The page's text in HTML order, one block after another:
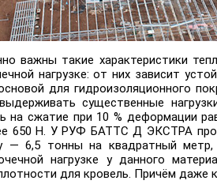
важны такие характеристики
нагрузке: от них зависит
для гидроизоляционного
существенные
сжатие при 10 % деформации
650 Н. У РУФ БАТТС Д ЭКСТРА
— 6,5 тонны на квадратный
нагрузке у данного
для кровель. Причём даже